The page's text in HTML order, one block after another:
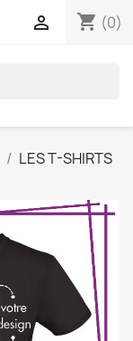
shopping_cart (0)

LES T-SHIRTS